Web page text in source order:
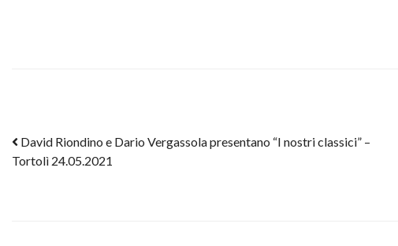
Post navigation
David Riondino e Dario Vergassola presentano “I nostri classici” –
Tortolì 24.05.2021